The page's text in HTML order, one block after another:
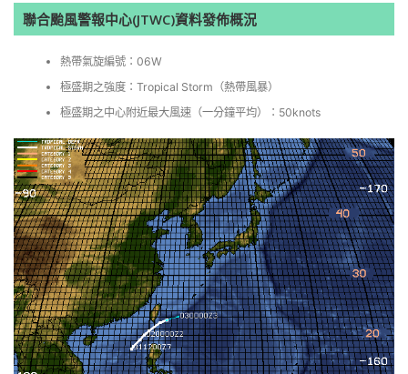
聯合颱風警報中心(JTWC)資料發佈概況
熱帶氣旋編號：06W
極盛期之強度：Tropical Storm（熱帶風暴）
極盛期之中心附近最大風速（一分鐘平均）：50knots